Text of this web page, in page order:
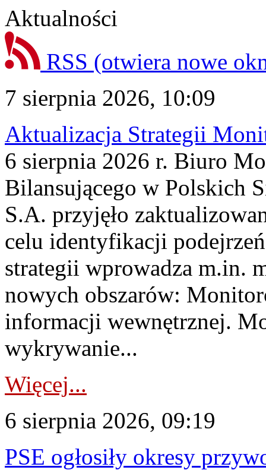
Aktualności
RSS (otwiera nowe
7 sierpnia 2026, 10:09
Aktualizacja Strategii
6 sierpnia 2026 r. Biuro
Bilansującego w Polskich
S.A. przyjęło
celu identyfikacji
strategii wprowadza m.in.
nowych obszarów:
informacji wewnętrznej.
wykrywanie...
Więcej...
6 sierpnia 2026, 09:19
PSE ogłosiły okresy